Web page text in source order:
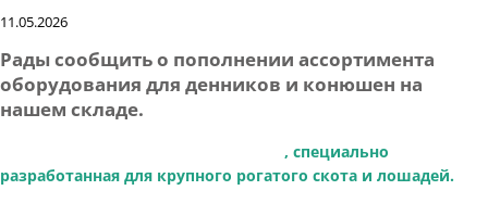
11.05.2026
Рады сообщить о пополнении ассортимента
оборудования для денников и конюшен на
нашем складе.
, специально
разработанная для крупного рогатого скота и лошадей.